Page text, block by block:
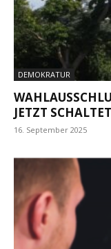
DEMOKRATUR
JETZT
16. September 2025